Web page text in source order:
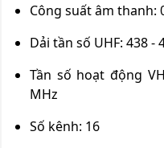
Công suất âm thanh:
Dải tần số UHF: 438 -
Tần số hoạt động
MHz
Số kênh: 16